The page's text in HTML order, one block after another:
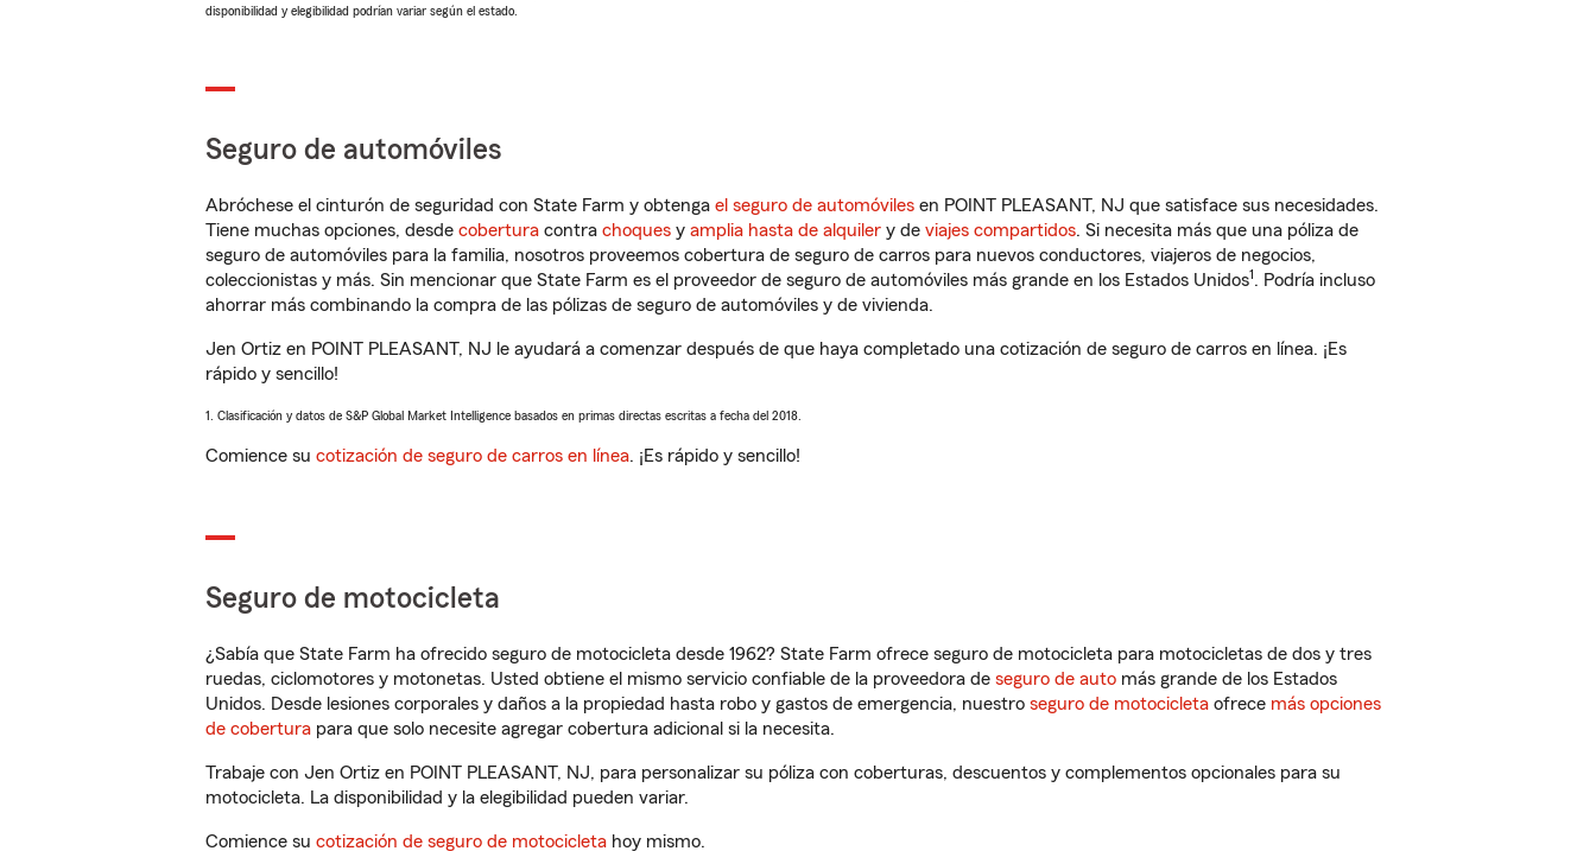
disponibilidad y elegibilidad podrían variar según el estado.
Seguro de automóviles
Abróchese el cinturón de seguridad con State Farm y obtenga el seguro de automóviles en POINT PLEASANT, NJ que satisface sus necesidades.
Tiene muchas opciones, desde cobertura contra choques y amplia hasta de alquiler y de viajes compartidos. Si necesita más que una póliza de
seguro de automóviles para la familia, nosotros proveemos cobertura de seguro de carros para nuevos conductores, viajeros de negocios,
coleccionistas y más. Sin mencionar que State Farm es el proveedor de seguro de automóviles más grande en los Estados Unidos1. Podría incluso
ahorrar más combinando la compra de las pólizas de seguro de automóviles y de vivienda.
Jen Ortiz en POINT PLEASANT, NJ le ayudará a comenzar después de que haya completado una cotización de seguro de carros en línea. ¡Es
rápido y sencillo!
1. Clasificación y datos de S&P Global Market Intelligence basados en primas directas escritas a fecha del 2018.
Comience su cotización de seguro de carros en línea. ¡Es rápido y sencillo!
Seguro de motocicleta
¿Sabía que State Farm ha ofrecido seguro de motocicleta desde 1962? State Farm ofrece seguro de motocicleta para motocicletas de dos y tres
ruedas, ciclomotores y motonetas. Usted obtiene el mismo servicio confiable de la proveedora de seguro de auto más grande de los Estados
Unidos. Desde lesiones corporales y daños a la propiedad hasta robo y gastos de emergencia, nuestro seguro de motocicleta ofrece más opciones
de cobertura para que solo necesite agregar cobertura adicional si la necesita.
Trabaje con Jen Ortiz en POINT PLEASANT, NJ, para personalizar su póliza con coberturas, descuentos y complementos opcionales para su
motocicleta. La disponibilidad y la elegibilidad pueden variar.
Comience su cotización de seguro de motocicleta hoy mismo.